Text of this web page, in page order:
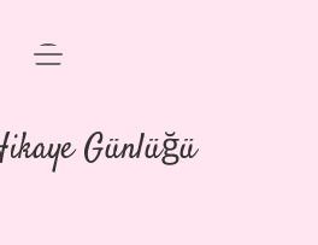
Anasayfa
Politikası
menüyü
Günlüğü